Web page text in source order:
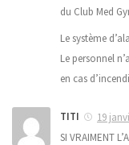
du Club Med
Le système
Le personnel
en cas
TITI
19
SI VRAIMENT